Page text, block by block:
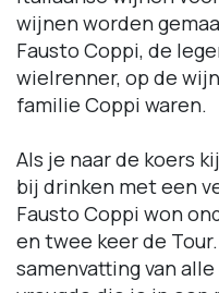
wijnen worden
Fausto Coppi, de
wielrenner, op de
familie Coppi waren.
Als je naar de koers
bij drinken met een
Fausto Coppi won
en twee keer de
samenvatting van